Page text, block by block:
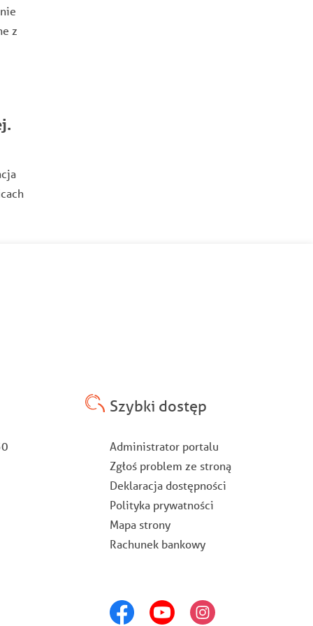
z
Szybki dostęp
Stopka
Administrator portalu
Zgłoś problem ze stroną
Deklaracja dostępności
Polityka prywatności
Mapa strony
Rachunek bankowy